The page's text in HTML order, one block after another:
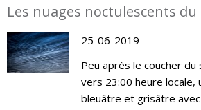
Les nuages noctulescents du
25-06-2019
Peu après le coucher
vers 23:00 heure locale,
bleuâtre et grisâtre